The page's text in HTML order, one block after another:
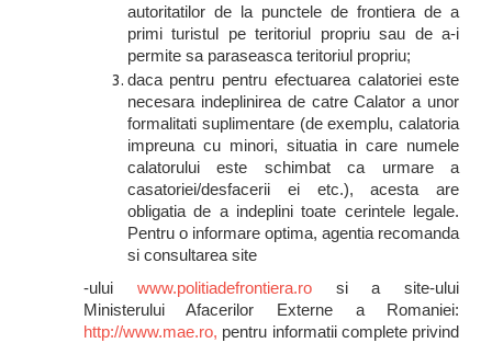
autoritatilor de la punctele de frontiera de a
primi turistul pe teritoriul propriu sau de a-i
permite sa paraseasca teritoriul propriu;
daca pentru pentru efectuarea calatoriei este
necesara indeplinirea de catre Calator a unor
formalitati suplimentare (de exemplu, calatoria
impreuna cu minori, situatia in care numele
calatorului este schimbat ca urmare a
casatoriei/desfacerii ei etc.), acesta are
obligatia de a indeplini toate cerintele legale.
Pentru o informare optima, agentia recomanda
si consultarea site
-ului www.politiadefrontiera.rosi a site-ului
Ministerului Afacerilor Externe a Romaniei:
http://www.mae.ro, pentru informatii complete privind